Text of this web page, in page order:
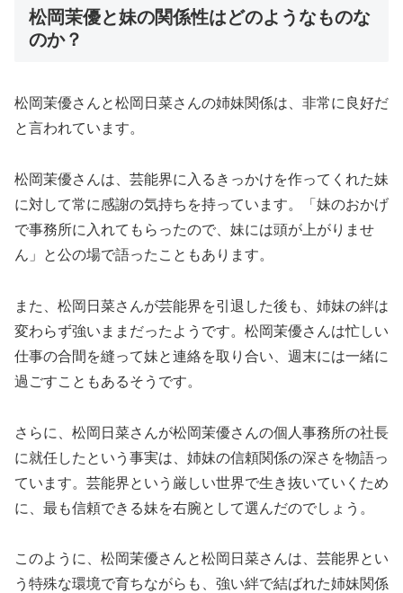
松岡茉優と妹の関係性はどのようなものな
のか？
松岡茉優さんと松岡日菜さんの姉妹関係は、非常に良好だ
と言われています。
松岡茉優さんは、芸能界に入るきっかけを作ってくれた妹
に対して常に感謝の気持ちを持っています。「妹のおかげ
で事務所に入れてもらったので、妹には頭が上がりませ
ん」と公の場で語ったこともあります。
また、松岡日菜さんが芸能界を引退した後も、姉妹の絆は
変わらず強いままだったようです。松岡茉優さんは忙しい
仕事の合間を縫って妹と連絡を取り合い、週末には一緒に
過ごすこともあるそうです。
さらに、松岡日菜さんが松岡茉優さんの個人事務所の社長
に就任したという事実は、姉妹の信頼関係の深さを物語っ
ています。芸能界という厳しい世界で生き抜いていくため
に、最も信頼できる妹を右腕として選んだのでしょう。
このように、松岡茉優さんと松岡日菜さんは、芸能界とい
う特殊な環境で育ちながらも、強い絆で結ばれた姉妹関係